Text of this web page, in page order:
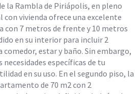
la Rambla de Piriápolis, en pleno
vivienda ofrece una excelente
con 7 metros de frente y 10 metros
en su interior para incluir 2
estar y baño. Sin embargo,
específicas de tu
en su uso. En el segundo piso, la
de 70 m2 con 2